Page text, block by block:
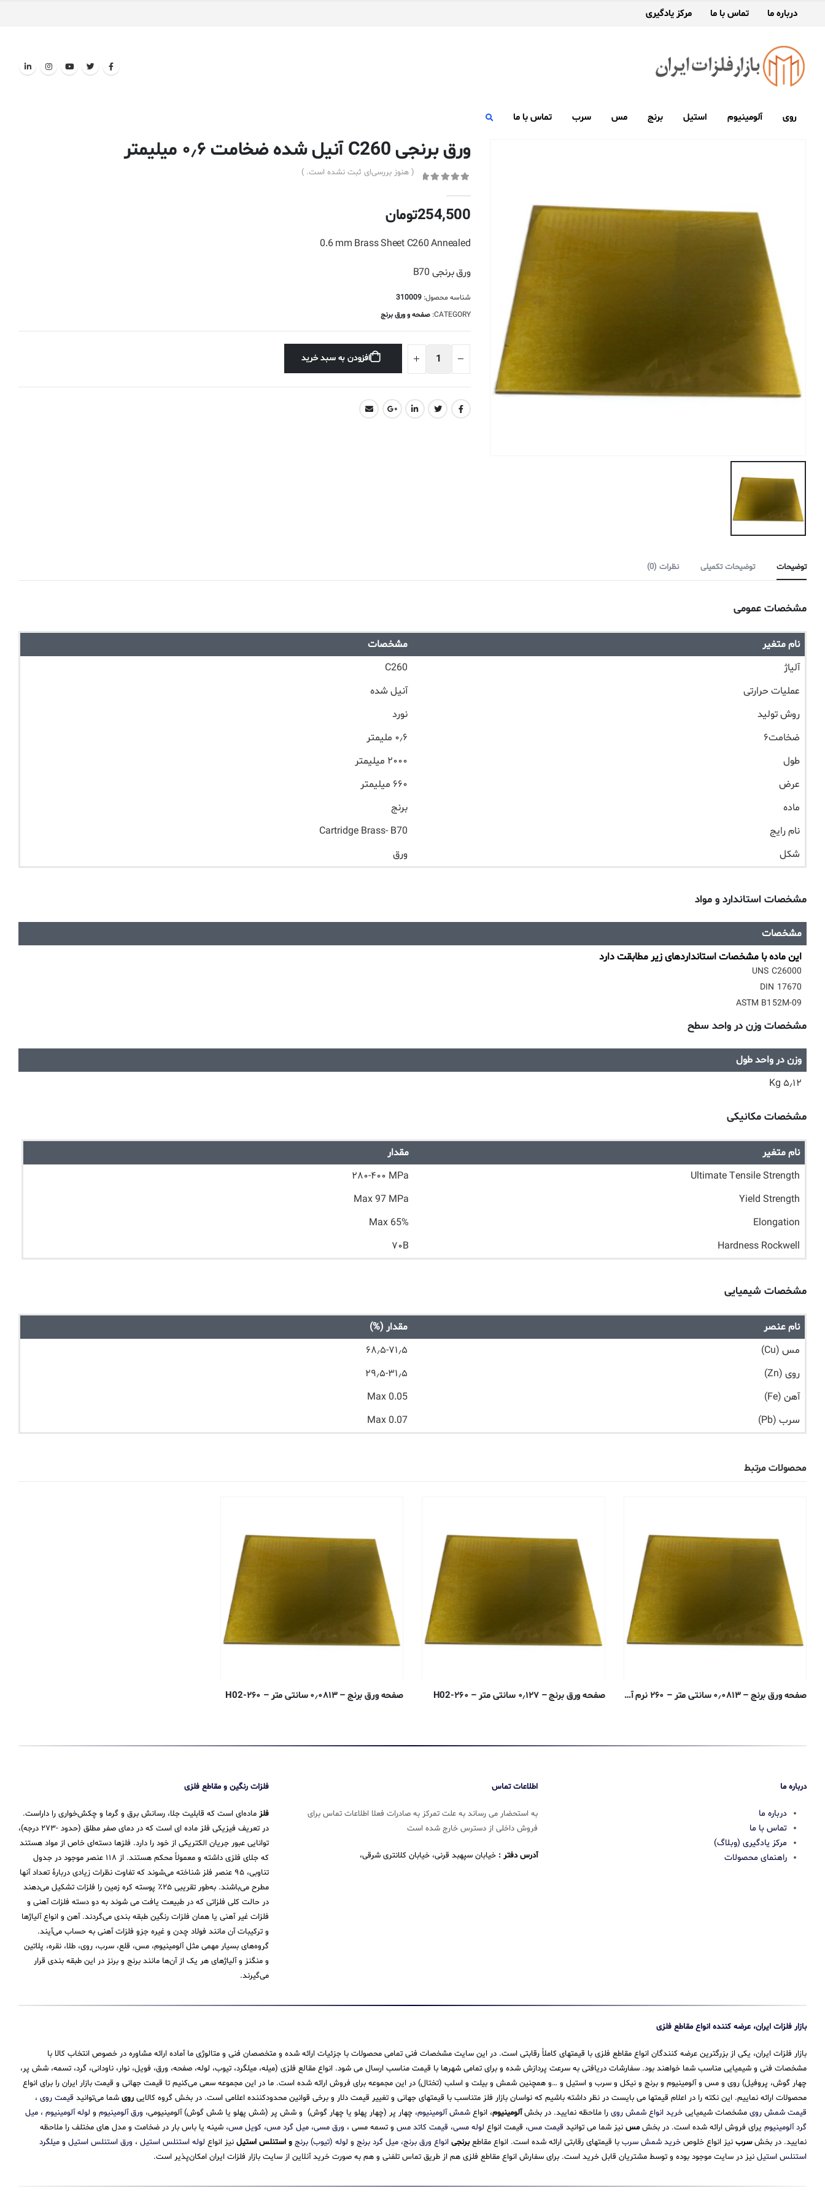
درباره ما تماس با ما مرکز یادگیری
روی آلومینیوم استیل برنج مس سرب تماس با ما
ورق برنجی C260 آنیل شده ضخامت ۰٫۶ میلیمتر
( هنوز بررسی‌ای ثبت نشده است. )
254,500تومان
0.6 mm Brass Sheet C260 Annealed
ورق برنجی B70
شناسه محصول:310009
CATEGORY: صفحه و ورق برنج
افزودن به سبد خرید
توضیحات توضیحات تکمیلی نظرات (0)
مشخصات عمومی
نام متغیر
مشخصات
آلیاژ
C260
عملیات حرارتی
آنیل شده
روش تولید
نورد
ضخامت۶
۰٫۶ ملیمتر
طول
۲۰۰۰ میلیمتر
عرض
۶۶۰ میلیمتر
ماده
برنج
نام رایج
Cartridge Brass- B70
شکل
ورق
مشخصات استاندارد و مواد
مشخصات
این ماده با مشخصات استانداردهای زیر مطابقت دارد
UNS C26000
DIN 17670
ASTM B152M-09
مشخصات وزن در واحد سطح
وزن در واحد طول
۵٫۱۲ Kg
مشخصات مکانیکی
نام متغیر
مقدار
Ultimate Tensile Strength
۲۸۰-۴۰۰ MPa
Yield Strength
Max 97 MPa
Elongation
Max 65%
Hardness Rockwell
۷۰B
مشخصات شیمیایی
نام عنصر
مقدار (%)
مس (Cu)
۶۸٫۵-۷۱٫۵
روی (Zn)
۲۹٫۵-۳۱٫۵
آهن (Fe)
Max 0.05
سرب (Pb)
Max 0.07
محصولات مرتبط
صفحه ورق برنج – ۰٫۰۸۱۳ سانتی متر – ۲۶۰ نرم آنیل صفحه ورق برنج – ۰٫۱۲۷ سانتی متر – ۲۶۰-H02 صفحه ورق برنج – ۰٫۰۸۱۳ سانتی متر – ۲۶۰-H02
درباره ما
درباره ما
تماس با ما
مرکز یادگیری (وبلاگ)
راهنمای محصولات
اطلاعات تماس
به استحضار می رساند به علت تمرکز به صادرات فعلا اطلاعات تماس برای
فروش داخلی از دسترس خارج شده است
آدرس دفتر : خیابان سپهبد قرنی، خیابان کلانتری شرقی،
فلزات رنگین و مقاطع فلزی
فلز ماده‌ای است که قابلیت جلا، رسانش برق و گرما و چکش‌خواری را داراست.
در تعریف فیزیکی فلز ماده ای است که در دمای صفر مطلق (حدود -۲۷۳ درجه)،
توانایی عبور جریان الکتریکی از خود را دارد. فلزها دسته‌ای خاص از مواد هستند
که جلای فلزی داشته و معمولاً محکم هستند. از ۱۱۸ عنصر موجود در جدول
تناوبی، ۹۵ عنصر فلز شناخته می‌شوند که تفاوت نظرات زیادی دربارهٔ تعداد آنها
مطرح می‌باشند. به‌طور تقریبی ۲۵٪ پوسته کره زمین را فلزات تشکیل می‌دهند
در حالت کلی فلزاتی که در طبیعت یافت می شوند به دو دسته فلزات آهنی و
فلزات غیر آهنی یا همان فلزات رنگین طبقه بندی می‌گردند. آهن و انواع آلیاژها
و ترکیبات آن مانند فولاد چدن و غیره جزو فلزات آهنی به حساب می‌‌آیند.
گروه‌های بسیار مهمی مثل آلومینیوم، مس، قلع، سرب، روی، طلا، نقره، پلاتین
و منگنز و آلیاژهای هر یک از آن‌ها مانند برنج و برنز در این طبقه‌ بندی قرار
می‌‌گیرند.
بازار فلزات ایران، عرضه کننده انواع مقاطع فلزی
بازار فلزات ایران، یکی از بزرگترین عرضه کنندگان انواع مقاطع فلزی با قیمتهای کاملاً رقابتی است. در این سایت مشخصات فنی تمامی محصولات با جزئیات ارائه شده و متخصصان فنی و متالوژی ما آماده ارائه مشاوره در خصوص انتخاب کالا با
مشخصات فنی و شیمیایی مناسب شما خواهند بود. سفارشات دریافتی به سرعت پردازش شده و برای تمامی شهرها با قیمت مناسب ارسال می شود. انواع مقالع فلزی (میله، میلگرد، تیوب، لوله، صفحه، ورق، فویل، نوار، ناودانی، گرد، تسمه، شش پر،
چهار گوش، پروفیل) روی و مس و آلومینیوم و برنج و نیکل و سرب و استیل و …و همچنین شمش و بیلت و اسلب (تختال) در این مجموعه برای فروش ارائه شده است. ما در این مجموعه سعی می‌کنیم تا قیمت جهانی و قیمت بازار ایران را برای انواع
محصولات ارائه نماییم. این نکته را در اعلام قیمتها می بایست در نظر داشته باشیم که نواسان بازار فلز متناسب با قیمتهای جهانی و تغییر قیمت دلار و برخی قوانین محدودکننده اعلامی است. در بخش گروه کالایی روی شما می‌توانید قیمت روی ،
قیمت شمش روی مشخصات شیمیایی خرید انواع شمش روی را ملاحظه نمایید. در بخشآلومینیوم، انواع شمش آلومینیوم، چهار پر (چهار پهلو یا چهار گوش) و شش پر (شش پهلو یا شش گوش) آلومینیومی، ورق آلومینیوم و لوله آلومینیوم ، میل
گرد آلومینیوم یرای فروش ارائه شده است. در بخشمس نیز شما می توانید قیمت مس، قیمت انواع لوله مسی، قیمت کاتد مس و تسمه مسی ، ورق مسی، میل گرد مس، کویل مس، شینه یا باس بار در ضخامت و مدل های مختلف را ملاحظه
نمایید. در بخشسرب نیز انواع خلوص خرید شمش سرب با قیمتهای رقابتی ارائه شده است. انواع مقاطعبرنجی انواع ورق برنج، میل گرد برنج و لوله (تیوب) برنج و استنلس استیل نیز انواع لوله استنلس استیل ، ورق استنلس استیل و میلگرد
استنلس استیل نیز در سایت موجود بوده و توسط مشتریان قابل خرید است. برای سفارش انواع مقاطع فلزی هم از طریق تماس تلفنی و هم به صورت خرید آنلاین از سایت بازار فلزات ایران امکان‌پذیر است.